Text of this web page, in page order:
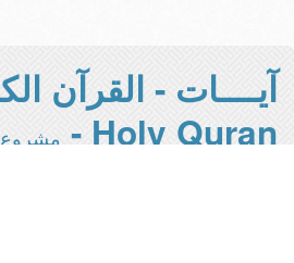
آيــــات - القرآن
Holy Quran -